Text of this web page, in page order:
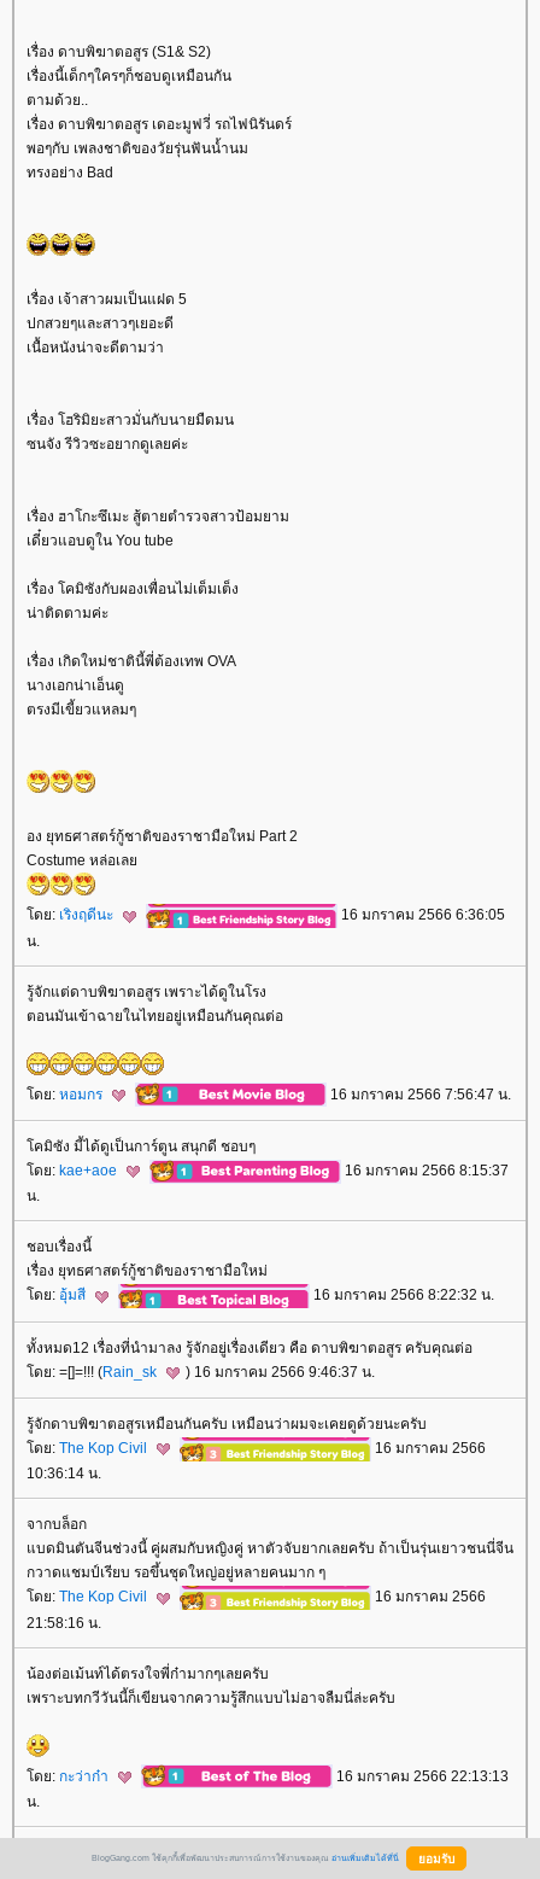
เรื่อง ดาบพิฆาตอสูร (S1& S2)
เรื่องนี้เด็กๆใครๆก็ชอบดูเหมือนกัน
ตามด้วย..
เรื่อง ดาบพิฆาตอสูร เดอะมูฟวี่ รถไฟนิรันดร์
พอๆกับ เพลงชาติของวัยรุ่นฟันน้ำนม
ทรงอย่าง Bad
เรื่อง เจ้าสาวผมเป็นแฝด 5
ปกสวยๆและสาวๆเยอะดี
เนื้อหนังน่าจะดีตามว่า
เรื่อง โฮริมิยะสาวมั่นกับนายมืดมน
ซนจัง รีวิวซะอยากดูเลยค่ะ
เรื่อง ฮาโกะซึเมะ สู้ตายตำรวจสาวป้อมยาม
เดี๋ยวแอบดูใน You tube
เรื่อง โคมิซังกับผองเพื่อนไม่เต็มเต็ง
น่าติดตามค่ะ
เรื่อง เกิดใหม่ชาตินี้พี่ต้องเทพ OVA
นางเอกน่าเอ็นดู
ตรงมีเขี้ยวแหลมๆ
อง ยุทธศาสตร์กู้ชาติของราชามือใหม่ Part 2
Costume หล่อเล
ดย: เริงฤดีนะ
16 มกราคม 2566 6:36:05
น.
รู้จักแต่ดาบพิฆาตอสูร เพราะได้ดูในโรง
ตอนมันเข้าฉายในไทยอยู่เหมือนกันคุณต่อ
ดย: หอมกร 16 มกราคม 2566 7:56:47 น.
คมิซัง มี้ได้ดูเป็นการ์ตูน สนุกดี ชอบๆ
ดย: kae+aoe
16 มกราคม 2566 8:15:37
น.
ชอบเรื่องนี้
เรื่อง ยุทธศาสตร์กู้ชาติของราชามือใหม่
ดย: อุ้มสี 16 มกราคม 2566 8:22:32 น.
ทั้งหมด12 เรื่องที่นำมาลง รู้จักอยู่เรื่องเดียว คือ ดาบพิฆาตอสูร ครับคุณต่อ
ดย: =[]=!!! (Rain_sk ) 16 มกราคม 2566 9:46:37 น.
รู้จักดาบพิฆาตอสูรเหมือนกันครับ เหมือนว่าผมจะเคยดูด้วยนะครับ
ดย: The Kop Civil
16 มกราคม 2566
10:36:14 น.
จากบล็อก
บดมินตันจีนช่วงนี้ คู่ผสมกับหญิงคู่ หาตัวจับยากเลยครับ ถ้าเป็นรุ่นเยาวชนนี่จีน
กวาดแชมป์เรียบ รอขึ้นชุดใหญ่อยู่หลายคนมาก ๆ
ดย: The Kop Civil
16 มกราคม 2566
21:58:16 น.
น้องต่อเม้นท์ได้ตรงใจพี่ก๋ามากๆเลยครับ
เพราะบทกวีวันนี้ก็เขียนจากความรู้สึกแบบไม่อาจลืมนี่ล่ะครับ
ดย: กะว่าก๋า
16 มกราคม 2566 22:13:13
น.
BlogGang.com ใช้คุกกี้เพื่อพัฒนาประสบการณ์การใช้งานของคุณ อ่านเพิ่มเติมได้ที่นี่